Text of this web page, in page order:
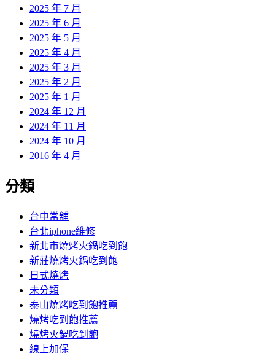
2025 年 7 月
2025 年 6 月
2025 年 5 月
2025 年 4 月
2025 年 3 月
2025 年 2 月
2025 年 1 月
2024 年 12 月
2024 年 11 月
2024 年 10 月
2016 年 4 月
分類
台中當舖
台北iphone維修
新北市燒烤火鍋吃到飽
新莊燒烤火鍋吃到飽
日式燒烤
未分類
泰山燒烤吃到飽推薦
燒烤吃到飽推薦
燒烤火鍋吃到飽
線上加保